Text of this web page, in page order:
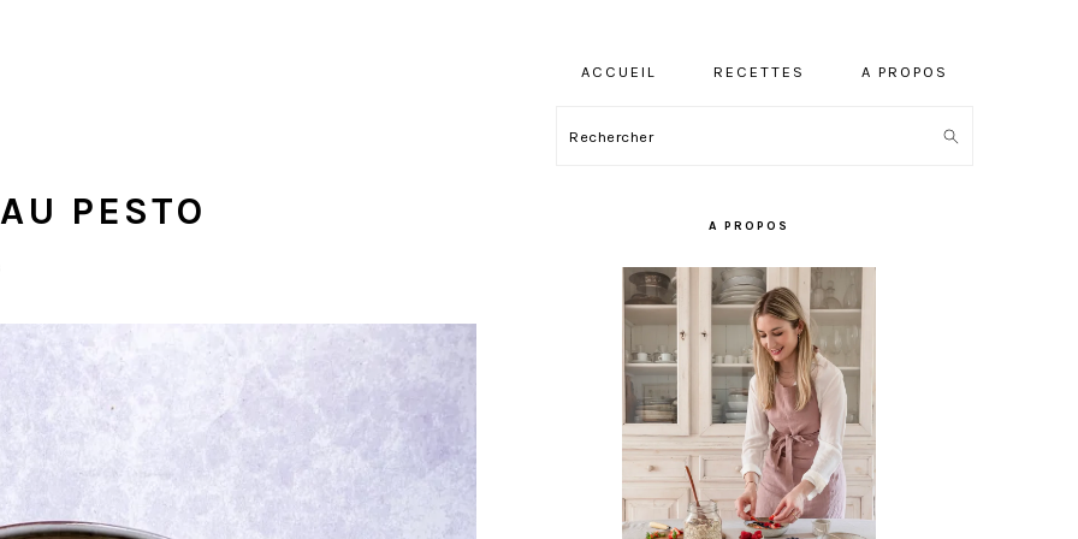
ACCUEIL RECETTES A PROPOS
Rechercher
PESTO A PROPOS